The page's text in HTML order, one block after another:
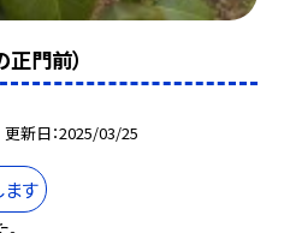
正門前）
更新日 2025/03/25
す